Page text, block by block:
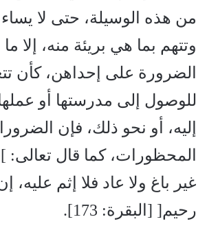
من هذه الوسيلة، حتى لا يساء
وتتهم بما هي بريئة منه، إلا
الضرورة على إحداهن، كأن
للوصول إلى مدرستها أو
إليه، أو نحو ذلك، فإن
المحظورات، كما قال
غير باغ ولا عاد فلا إثم عليه،
رحيم[ [البقرة: 173].